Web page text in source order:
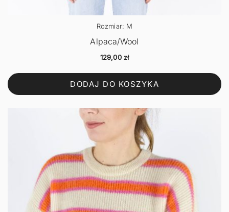
Rozmiar: M
Alpaca/Wool
129,00 zł
DODAJ DO KOSZYKA